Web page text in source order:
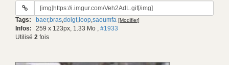
URL
gif:
Tags: baer,bras,doigt, loop,saoumfa [Modifier]
Infos: 259 x 123px, 1.33 Mo , #1933
Utilisé 2 fois